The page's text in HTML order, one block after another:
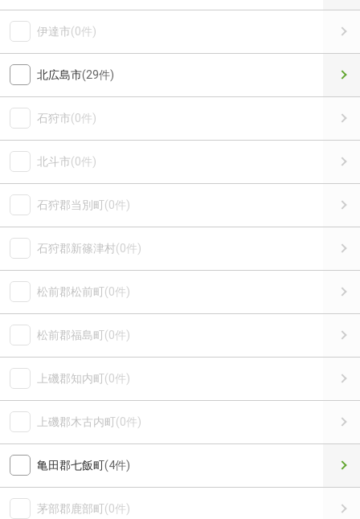
伊達市(0件)
北広島市(29件)
石狩市(0件)
北斗市(0件)
石狩郡当別町(0件)
石狩郡新篠津村(0件)
松前郡松前町(0件)
松前郡福島町(0件)
上磯郡知内町(0件)
上磯郡木古内町(0件)
亀田郡七飯町(4件)
茅部郡鹿部町(0件)